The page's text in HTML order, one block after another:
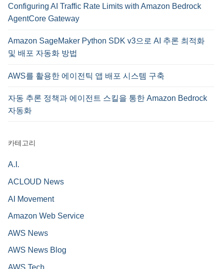
Configuring AI Traffic Rate Limits with Amazon Bedrock
AgentCore Gateway
Amazon SageMaker Python SDK v3으로 AI 추론 최적화
및 배포 자동화 방법
AWS를 활용한 에이전틱 앱 배포 시스템 구축
자동 추론 정책과 에이전트 스킬을 통한 Amazon Bedrock
자동화
카테고리
A.I.
ACLOUD News
AI Movement
Amazon Web Service
AWS News
AWS News Blog
AWS Tech